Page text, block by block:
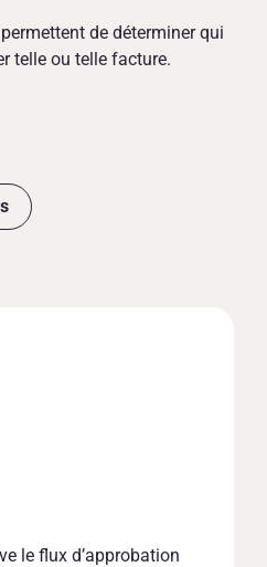
de déterminer qui
telle ou telle facture.
le flux d’approbation